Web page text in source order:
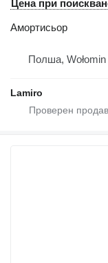
Цена при
Амортисьор
Полша, Wołomin
Lamiro